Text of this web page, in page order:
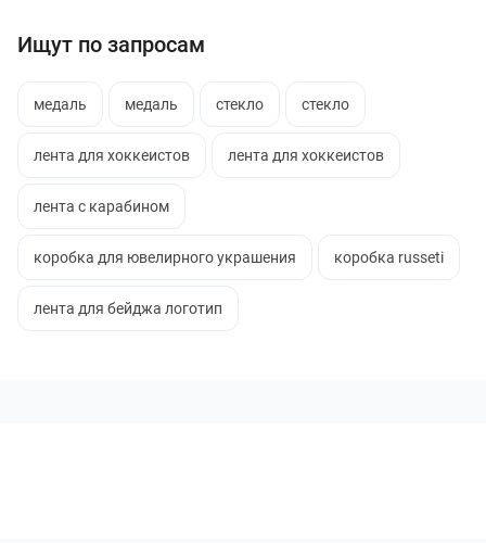
Ищут по запросам
медаль медаль стекло стекло
лента для хоккеистов лента для хоккеистов
лента с карабином
коробка для ювелирного украшения коробка russeti
лента для бейджа логотип